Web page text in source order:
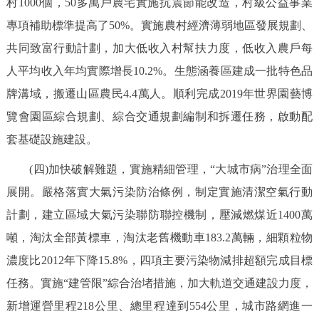
村1000個，50多萬戶農宅實施抗震節能改造，村級公益事業
專項補助標準提高了50%。實施農村經濟薄弱地區發展規劃、
共同致富行動計劃，加大低收入村幫扶力度，低收入農戶每
人平均收入年均實際增長10.2%。生態涵養區建成一批特色品
牌溝域，搬遷山區農民4.4萬人。順利完成2019年世界園藝博
覽會園區綜合規劃、綜合交通規劃編制和拆遷任務，啟動配
套基礎設施建設。
(四)加快破解難題，實施精細管理，“大城市病”治理全面
展開。嚴格落實大氣污染防治條例，制定實施清潔空氣行動
計劃，建立區域大氣污染聯防聯控機制，壓減燃煤近1400萬
噸，淘汰全部黃標車，淘汰老舊機動車183.2萬輛，細顆粒物
濃度比2012年下降15.8%，四項主要污染物減排超額完成目標
任務。實施“建管限”綜合治堵措施，加大軌道交通建設力度，
新增運營里程218公里、總里程達到554公里，城市路網進一